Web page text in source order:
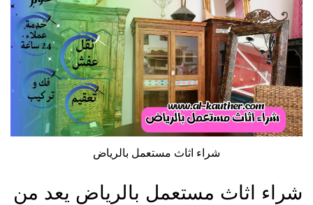
شراء اثاث مستعمل بالرياض
شراء اثاث مستعمل بالرياض يعد من